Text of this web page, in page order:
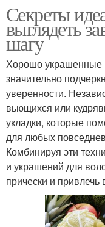
Секреты
выглядеть
шагу
Хорошо украшенные
значительно
уверенности.
вьющихся или
укладки, которые
для любых
Комбинируя эти
и украшений для
прически и